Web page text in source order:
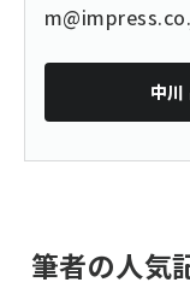
中川
筆者の人気